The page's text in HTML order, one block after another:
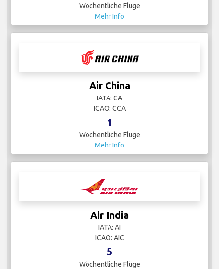
Wöchentliche Flüge
Mehr Info
Air China
IATA: CA
ICAO: CCA
1
Wöchentliche Flüge
Mehr Info
Air India
IATA: AI
ICAO: AIC
5
Wöchentliche Flüge